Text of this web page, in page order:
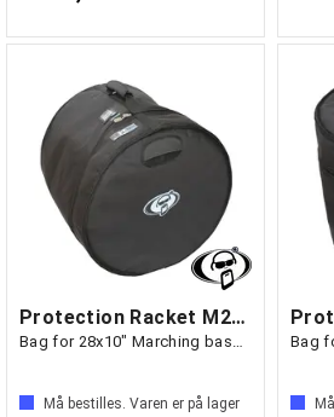
Protection Racket M2810-00
Bag for 28x10" Marching bass drum
Må bestilles. Varen er på lager